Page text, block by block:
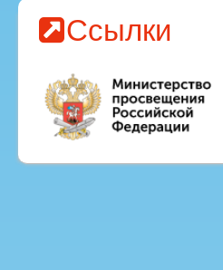
Ссылки